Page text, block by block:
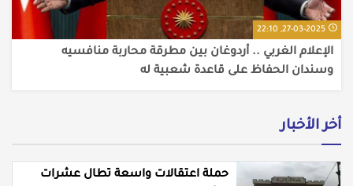
27-03-2025, 22:10
الإعلام الغربي .. أردوغان بين مطرقة محاربة منافسيه
وسندان الحفاظ على قاعدة شعبية له
أخر الأخبار
حملة اعتقالات واسعة تطال عشرات